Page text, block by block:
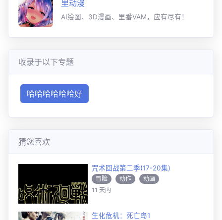
里动漫
AI绘图、3D漫画、里番VAM，应有尽有！
收录于以下专题
哈哈哈哈哈哈好
猜您喜欢
咒术回战第二季(17-20集)
冒险 动作
动画
11 天内
生化危机：死亡岛1